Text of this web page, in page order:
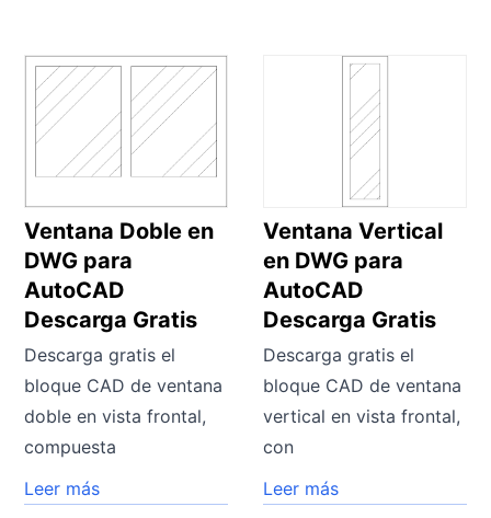
Ventana Doble en
DWG para
AutoCAD
Descarga Gratis
Descarga gratis el
bloque CAD de ventana
doble en vista frontal,
compuesta
Leer más
Ventana Vertical
en DWG para
AutoCAD
Descarga Gratis
Descarga gratis el
bloque CAD de ventana
vertical en vista frontal,
con
Leer más